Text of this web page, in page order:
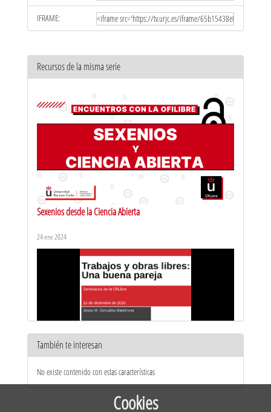
IFRAME:
Recursos de la misma serie
Sexenios desde la Ciencia Abierta
24 ene 2024
Seminarios OfiLibre. Mis trabajos y las obras libres: una buena
pareja
También te interesan
No existe contenido con estas características
Cookies